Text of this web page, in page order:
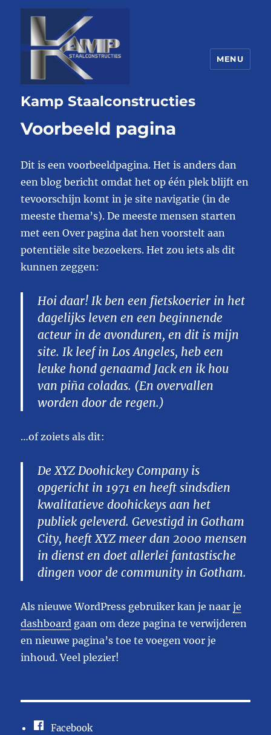
Kamp Staalconstructies
MENU
Voorbeeld pagina
Dit is een voorbeeldpagina. Het is anders dan
een blog bericht omdat het op één plek blijft en
tevoorschijn komt in je site navigatie (in de
meeste thema’s). De meeste mensen starten
met een Over pagina dat hen voorstelt aan
potentiële site bezoekers. Het zou iets als dit
kunnen zeggen:
Hoi daar! Ik ben een fietskoerier in het
dagelijks leven en een beginnende
acteur in de avonduren, en dit is mijn
site. Ik leef in Los Angeles, heb een
leuke hond genaamd Jack en ik hou
van piña coladas. (En overvallen
worden door de regen.)
…of zoiets als dit:
De XYZ Doohickey Company is
opgericht in 1971 en heeft sindsdien
kwalitatieve doohickeys aan het
publiek geleverd. Gevestigd in Gotham
City, heeft XYZ meer dan 2000 mensen
in dienst en doet allerlei fantastische
dingen voor de community in Gotham.
Als nieuwe WordPress gebruiker kan je naarje
dashboard gaan om deze pagina te verwijderen
en nieuwe pagina’s toe te voegen voor je
inhoud. Veel plezier!
Facebook